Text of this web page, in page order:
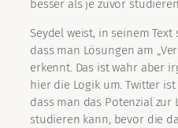
besser als je zuvor
Seydel weist, in seinem
dass man Lösungen am
erkennt. Das ist wahr aber
hier die Logik um. Twitter
dass man das Potenzial
studieren kann, bevor die